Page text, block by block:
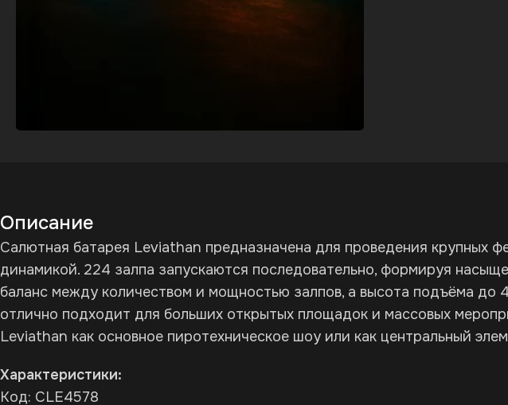
Описание
Салютная батарея Leviathan предназначена для проведения крупных
динамикой. 224 залпа запускаются последовательно, формируя
баланс между количеством и мощностью залпов, а высота подъёма
отлично подходит для больших открытых площадок и массовых
Leviathan как основное пиротехническое шоу или как центральный
Характеристики:
Код: CLE4578